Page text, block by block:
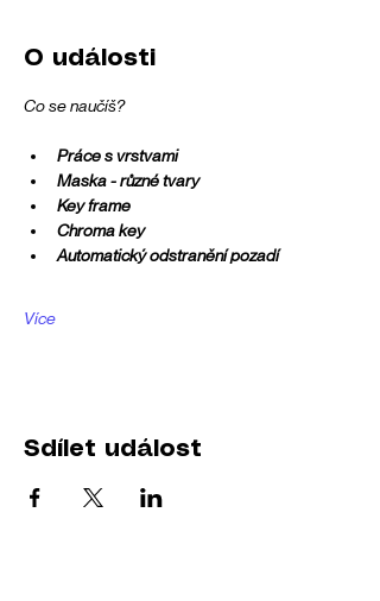
O události
Co se naučíš?
Práce s vrstvami
Maska - různé tvary
Key frame
Chroma key
Automatický odstranění pozadí
Více
Sdílet událost